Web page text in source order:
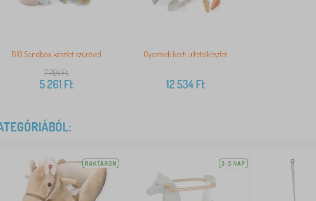
BIO Sandbox készlet szűrővel
7 704Ft
5 261 Ft
Gyermek kerti ültetőkészlet
12 534Ft
RAKTÁRON 3-5 NAP